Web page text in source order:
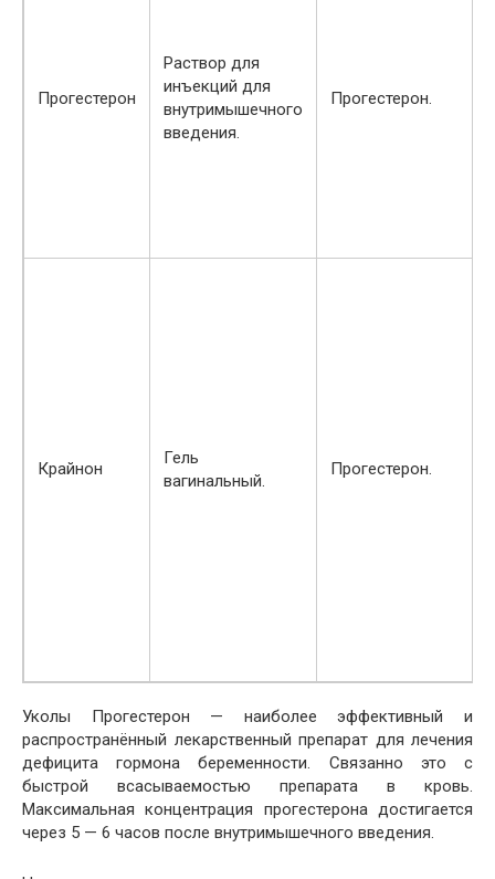
Прогестерон
Раствор для
инъекций для
внутримышечного
введения.
Прогестерон.
Крайнон
Гель
вагинальный.
Прогестерон.
Уколы Прогестерон — наиболее эффективный и
распространённый лекарственный препарат для лечения
дефицита гормона беременности. Связанно это с
быстрой всасываемостью препарата в кровь.
Максимальная концентрация прогестерона достигается
через 5 — 6 часов после внутримышечного введения.